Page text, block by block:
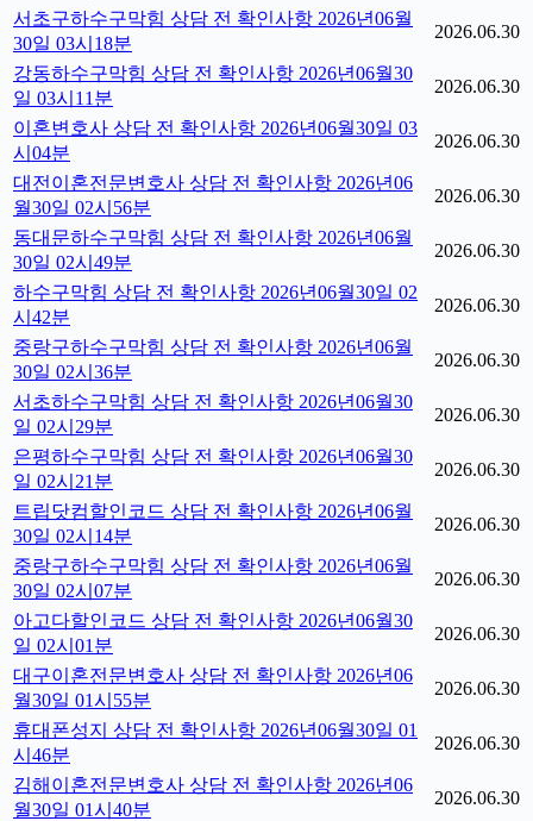
서초구하수구막힘 상담 전 확인사항 2026년06월
30일 03시18분
2026.06.30
강동하수구막힘 상담 전 확인사항 2026년06월30
일 03시11분
2026.06.30
이혼변호사 상담 전 확인사항 2026년06월30일 03
시04분
2026.06.30
대전이혼전문변호사 상담 전 확인사항 2026년06
월30일 02시56분
2026.06.30
동대문하수구막힘 상담 전 확인사항 2026년06월
30일 02시49분
2026.06.30
하수구막힘 상담 전 확인사항 2026년06월30일 02
시42분
2026.06.30
중랑구하수구막힘 상담 전 확인사항 2026년06월
30일 02시36분
2026.06.30
서초하수구막힘 상담 전 확인사항 2026년06월30
일 02시29분
2026.06.30
은평하수구막힘 상담 전 확인사항 2026년06월30
일 02시21분
2026.06.30
트립닷컴할인코드 상담 전 확인사항 2026년06월
30일 02시14분
2026.06.30
중랑구하수구막힘 상담 전 확인사항 2026년06월
30일 02시07분
2026.06.30
아고다할인코드 상담 전 확인사항 2026년06월30
일 02시01분
2026.06.30
대구이혼전문변호사 상담 전 확인사항 2026년06
월30일 01시55분
2026.06.30
휴대폰성지 상담 전 확인사항 2026년06월30일 01
시46분
2026.06.30
김해이혼전문변호사 상담 전 확인사항 2026년06
월30일 01시40분
2026.06.30